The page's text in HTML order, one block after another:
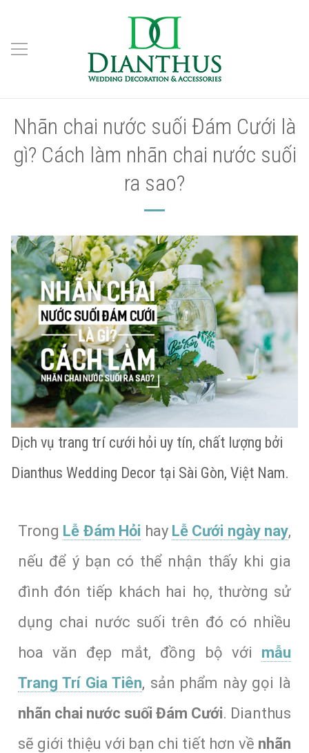
Nhãn chai nước suối Đám Cưới là
gì? Cách làm nhãn chai nước suối
ra sao?
Dịch vụ trang trí cưới hỏi uy tín, chất lượng bởi
Dianthus Wedding Decor tại Sài Gòn, Việt Nam.
Trong Lễ Đám Hỏi hay Lễ Cưới ngày nay,
nếu để ý bạn có thể nhận thấy khi gia
đình đón tiếp khách hai họ, thường sử
dụng chai nước suối trên đó có nhiều
hoa văn đẹp mắt, đồng bộ với mẫu
Trang Trí Gia Tiên, sản phẩm này gọi là
nhãn chai nước suối Đám Cưới. Dianthus
sẽ giới thiệu với bạn chi tiết hơn về nhãn